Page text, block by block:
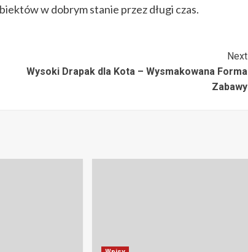
w dobrym stanie przez długi czas.
Next
Wysoki Drapak dla Kota – Wysmakowana Forma
Zabawy